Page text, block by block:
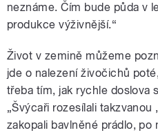
neznáme. Čím bude půda v
produkce výživnější.“
Život v zemině můžeme
jde o nalezení živočichů
třeba tím, jak rychle doslova
„Švýcaři rozesílali takzvanou
zakopali bavlněné prádlo,